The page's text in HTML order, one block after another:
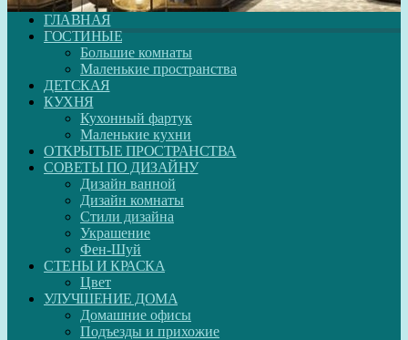
ГЛАВНАЯ
ГОСТИНЫЕ
Большие комнаты
Маленькие пространства
ДЕТСКАЯ
КУХНЯ
Кухонный фартук
Маленькие кухни
ОТКРЫТЫЕ ПРОСТРАНСТВА
СОВЕТЫ ПО ДИЗАЙНУ
Дизайн ванной
Дизайн комнаты
Стили дизайна
Украшение
Фен-Шуй
СТЕНЫ И КРАСКА
Цвет
УЛУЧШЕНИЕ ДОМА
Домашние офисы
Подъезды и прихожие